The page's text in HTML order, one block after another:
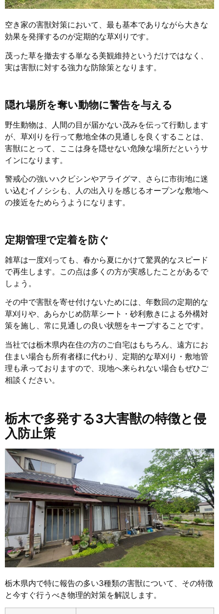
空き家の害獣対策において、最も基本でありながら大きな
効果を発揮するのが定期的な草刈りです。
茂った草を撤去する単なる美観維持というだけではなく、
実は害獣に対する強力な防除策となります。
隠れ場所を奪い動物に警告を与える
野生動物は、人間の目が届かない茂みを伝って行動します
が、草刈りを行って敷地全体の見通しを良くすることは、
害獣にとって、ここは身を隠せない危険な場所だというサ
インになります。
警戒心の強いハクビシンやアライグマ、さらに市街地に迷
い込むイノシシも、人の出入りを感じるオープンな敷地へ
の接近をためらうようになります。
定期管理で定着を防ぐ
雑草は一度刈っても、春から夏にかけて驚異的なスピード
で再生します。この点は多くの方が実感したことがあるで
しょう。
その中で害獣を寄せ付けないためには、年数回の定期的な
草刈りや、あらかじめ防草シート・砂利敷きによる外構対
策を施し、常に見通しの良い状態をキープすることです。
当社では栃木県内在住の方のご自宅はもちろん、遠方にお
住まい場合も所有者様に代わり、定期的な草刈り・敷地管
理も承っておりますので、現地へ来られない場合もぜひご
相談ください。
栃木で多発する3大害獣の特徴と侵
入防止策
栃木県内で特に報告の多い3種類の害獣について、その特徴
と今すぐ行うべき物理的対策を解説します。